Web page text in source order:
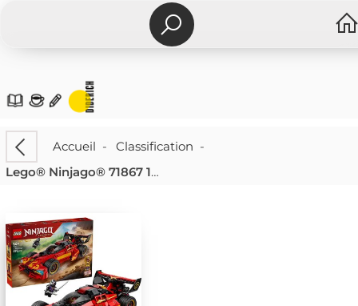
Accueil - Classification -
Lego® Ninjago® 71867 15-jähriges Jubiläum: X-1 Ninja Supercar